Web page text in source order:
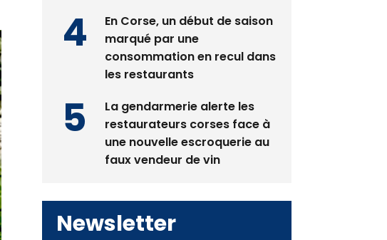
Mosimann
En Corse, un début de saison
marqué par une
les restaurants
La gendarmerie alerte les
restaurateurs corses face à